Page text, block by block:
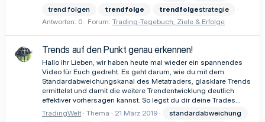
trend folgen
trendfolge trendfolgestrategie
Antworten: 0
Forum: Trading-Tagebuch, Ziele & Erfolge
Trends auf den Punkt genau erkennen!
Hallo ihr Lieben, wir haben heute mal wieder ein spannendes
Video für Euch gedreht. Es geht darum, wie du mit dem
Standardabweichungskanal des Metatraders, glasklare Trends
ermittelst und damit die weitere Trendentwicklung deutlich
effektiver vorhersagen kannst. So legst du dir deine Trades...
TradingWelt Thema 21 März 2019
standardabweichung